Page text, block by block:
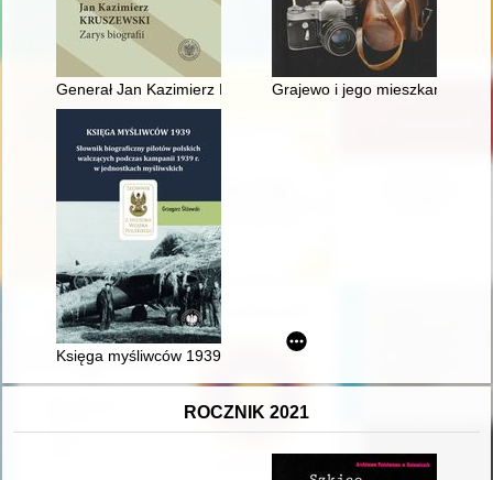
Generał Jan Kazimierz Kruszewski : zarys biografii
Grajewo i jego mieszkańcy w
Księga myśliwców 1939 : słownik biograficzny pilotów
ROCZNIK 2021